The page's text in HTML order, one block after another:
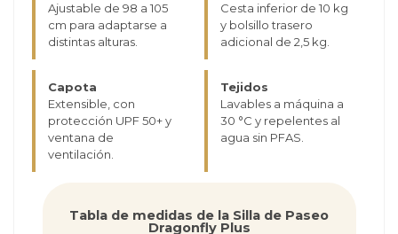
Ajustable de 98 a 105
cm para adaptarse a
distintas alturas.
Cesta inferior de 10 kg
y bolsillo trasero
adicional de 2,5 kg.
Capota
Extensible, con
protección UPF 50+ y
ventana de
ventilación.
Tejidos
Lavables a máquina a
30 °C y repelentes al
agua sin PFAS.
Tabla de medidas de la Silla de Paseo
Dragonfly Plus